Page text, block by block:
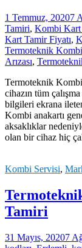
1 Temmuz, 20207
Tamiri, Kombi Kart
Kart Tamir Fiyatı,
Termoteknik
Arızası,
Termoteknik
cihazın tüm
bilgileri ekrana
Kombi anakartı
aksaklıklar
olan bir cihaz hiç
Kombi Servisi,
Tamiri
31 Mayıs, 20207